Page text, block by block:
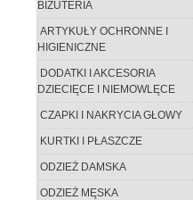
BIŻUTERIA
ARTYKUŁY OCHRONNE I
HIGIENICZNE
DODATKI I AKCESORIA
DZIECIĘCE I NIEMOWLĘCE
CZAPKI I NAKRYCIA GŁOWY
KURTKI I PŁASZCZE
ODZIEŻ DAMSKA
ODZIEŻ MĘSKA